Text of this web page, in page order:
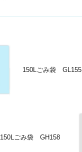
150Lごみ袋 GL155
150Lごみ袋 GH158